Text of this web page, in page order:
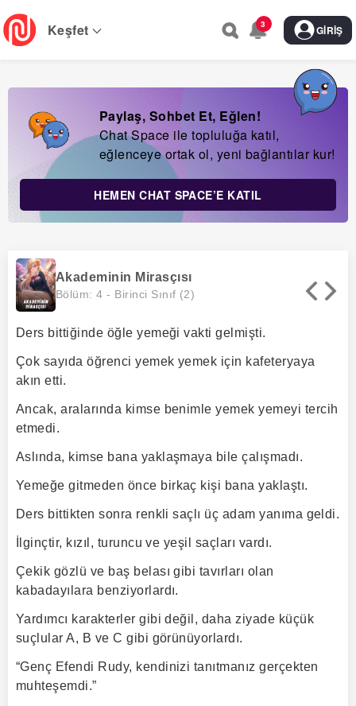
Skip
to
main
Keşfet 3 GIRIŞ
Paylaş, Sohbet Et, Eğlen!
Chat Space ile topluluğa katıl,
eğlenceye ortak ol, yeni bağlantılar kur!
HEMEN CHAT SPACE’E KATIL
Akademinin Mirasçısı
Bölüm: 4 - Birinci Sınıf (2)
Ders bittiğinde öğle yemeği vakti gelmişti.
Çok sayıda öğrenci yemek yemek için kafeteryaya
akın etti.
Ancak, aralarında kimse benimle yemek yemeyi tercih
etmedi.
Aslında, kimse bana yaklaşmaya bile çalışmadı.
Yemeğe gitmeden önce birkaç kişi bana yaklaştı.
Ders bittikten sonra renkli saçlı üç adam yanıma geldi.
İlginçtir, kızıl, turuncu ve yeşil saçları vardı.
Çekik gözlü ve baş belası gibi tavırları olan
kabadayılara benziyorlardı.
Yardımcı karakterler gibi değil, daha ziyade küçük
suçlular A, B ve C gibi görünüyorlardı.
“Genç Efendi Rudy, kendinizi tanıtmanız gerçekten
muhteşemdi.”